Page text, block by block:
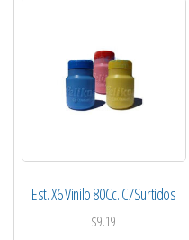
Est. X6 Vinilo 80Cc. C/Surtidos
$9.19